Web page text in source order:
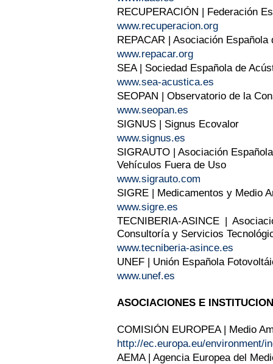
RECUPERACIÓN | Federación
www.recuperacion.org
REPACAR | Asociación
www.repacar.org
SEA | Sociedad Española de
www.sea-acustica.es
SEOPAN | Observatorio de la
www.seopan.es
SIGNUS | Signus Ecovalor
www.signus.es
SIGRAUTO | Asociación
Vehículos Fuera de Uso
www.sigrauto.com
SIGRE | Medicamentos y Medio
www.sigre.es
TECNIBERIA-ASINCE |
Consultoría y Servicios
www.tecniberia-asince.es
UNEF | Unión Española
www.unef.es
ASOCIACIONES E
COMISIÓN EUROPEA | Medio
http://ec.europa.eu/environment/
AEMA | Agencia Europea del